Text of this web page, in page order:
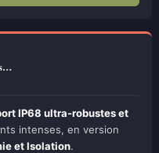
IP68 ultra-robustes et
intenses, en version
et Isolation.